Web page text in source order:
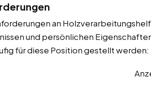
an
und persönlichen
für diese Position gestellt werden: